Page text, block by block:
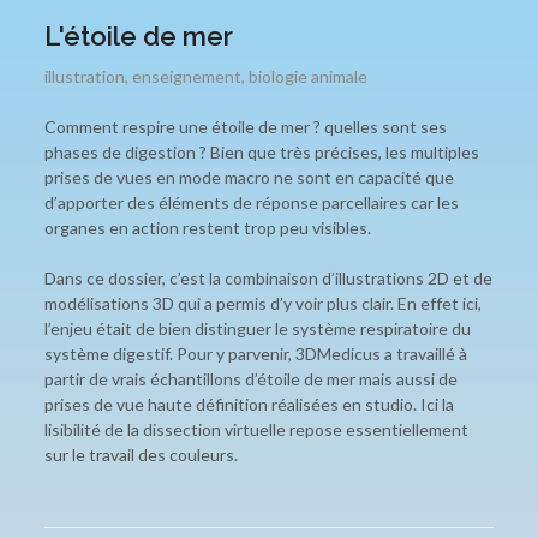
L'étoile de mer
illustration, enseignement,biologie animale
Comment respire une étoile de mer ? quelles sont ses
phases de digestion ? Bien que très précises, les multiples
prises de vues en mode macro ne sont en capacité que
d’apporter des éléments de réponse parcellaires car les
organes en action restent trop peu visibles.
Dans ce dossier, c’est la combinaison d’illustrations 2D et de
modélisations 3D qui a permis d’y voir plus clair. En effet ici,
l’enjeu était de bien distinguer le système respiratoire du
système digestif. Pour y parvenir, 3DMedicus a travaillé à
partir de vrais échantillons d’étoile de mer mais aussi de
prises de vue haute définition réalisées en studio. Ici la
lisibilité de la dissection virtuelle repose essentiellement
sur le travail des couleurs.